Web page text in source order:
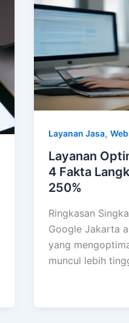
Layanan Jasa,
Layanan
4 Fakta
250%
Ringkasan
Google Jakarta
yang
muncul lebih